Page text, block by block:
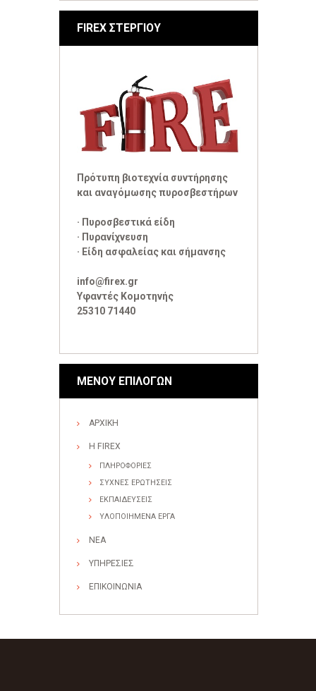
FIREX ΣΤΕΡΓΙΟΥ
Πρότυπη βιοτεχνία συντήρησης
και αναγόμωσης πυροσβεστήρων
· Πυροσβεστικά είδη
· Πυρανίχνευση
· Είδη ασφαλείας και σήμανσης
info@firex.gr
Υφαντές Κομοτηνής
25310 71440
ΜΕΝΟΥ ΕΠΙΛΟΓΩΝ
ΑΡΧΙΚΗ
Η FIREX
ΠΛΗΡΟΦΟΡΙΕΣ
ΣΥΧΝΕΣ ΕΡΩΤΗΣΕΙΣ
ΕΚΠΑΙΔΕΥΣΕΙΣ
ΥΛΟΠΟΙΗΜΕΝΑ ΕΡΓΑ
ΝΕΑ
ΥΠΗΡΕΣΙΕΣ
ΕΠΙΚΟΙΝΩΝΙΑ